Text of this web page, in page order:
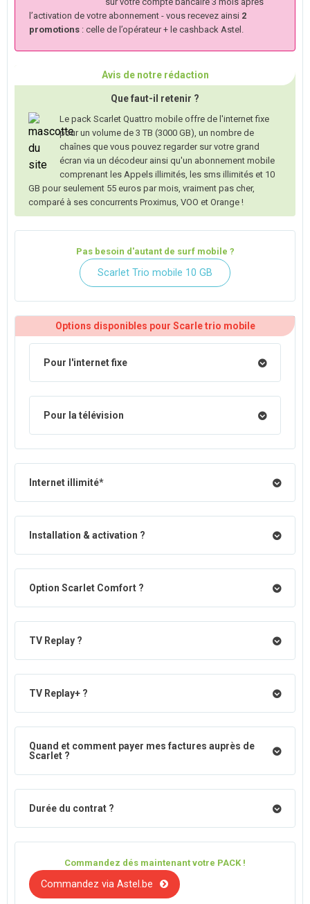
l’activation de votre abonnement - vous recevez ainsi 2
promotions : celle de l’opérateur + le cashback Astel.
Avis de notre rédaction
Que faut-il retenir ?
Le pack Scarlet Quattro mobile offre de l'internet fixe
pour un volume de 3 TB (3000 GB), un nombre de
chaînes que vous pouvez regarder sur votre grand
écran via un décodeur ainsi qu'un abonnement mobile
comprenant les Appels illimités, les sms illimités et 10
GB pour seulement 55 euros par mois, vraiment pas cher,
comparé à ses concurrents Proximus, VOO et Orange !
Pas besoin d'autant de surf mobile ?
Scarlet Trio mobile 10 GB
Options disponibles pour Scarle trio mobile
Pour l'internet fixe
Pour la télévision
Internet illimité*
Installation & activation ?
Option Scarlet Comfort ?
TV Replay ?
TV Replay+ ?
Quand et comment payer mes factures auprès de
Scarlet ?
Durée du contrat ?
Commandez dés maintenant votre PACK !
Commandez via Astel.be